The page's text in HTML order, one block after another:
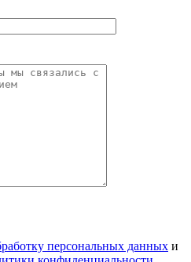
персональных данных и